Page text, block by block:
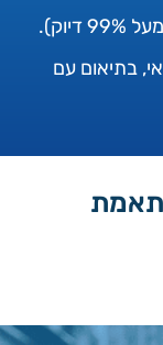
בתיאום עם